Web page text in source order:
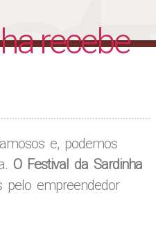
recebe
e, podemos
O Festival da Sardinha
empreendedor